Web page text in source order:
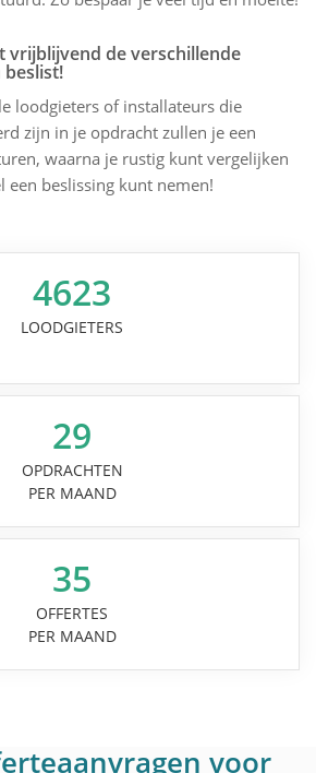
vrijblijvend de verschillende
loodgieters of installateurs die
zijn in je opdracht zullen je een
waarna je rustig kunt vergelijken
een beslissing kunt nemen!
4623
LOODGIETERS
29
OPDRACHTEN
PER MAAND
35
OFFERTES
PER MAAND
voor